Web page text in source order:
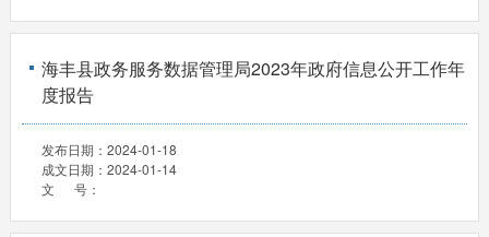
海丰县政务服务数据管理局2023年政府信息公开工作年
度报告
发布日期： 2024-01-18
成文日期： 2024-01-14
文 号：